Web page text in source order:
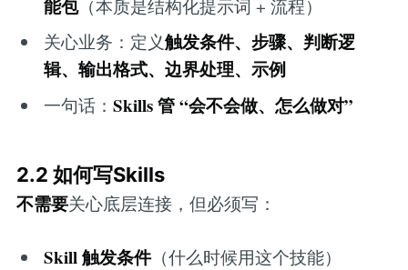
能包（本质是结构化提示词 + 流程）
关心业务：定义触发条件、步骤、判断逻
辑、输出格式、边界处理、示例
一句话：Skills 管 “会不会做、怎么做对”
2.2 如何写Skills
不需要关心底层连接，但必须写：
Skill 触发条件（什么时候用这个技能）